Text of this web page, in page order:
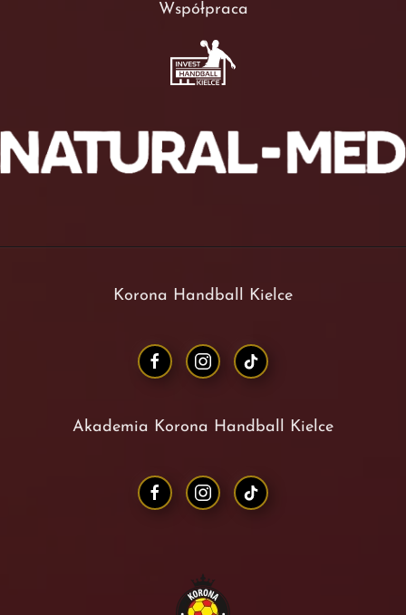
Współpraca
Korona Handball Kielce
Akademia Korona Handball Kielce